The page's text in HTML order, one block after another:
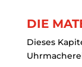
DIE
Dieses